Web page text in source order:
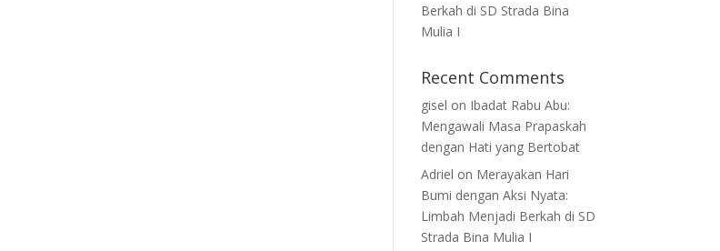
Berkah di SD Strada Bina
Mulia I
Recent Comments
gisel on Ibadat Rabu Abu:
Mengawali Masa Prapaskah
dengan Hati yang Bertobat
Adriel on Merayakan Hari
Bumi dengan Aksi Nyata:
Limbah Menjadi Berkah di SD
Strada Bina Mulia I